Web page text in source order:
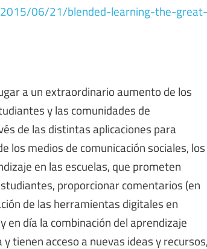
06/21/blended-learning-the-great-
a un extraordinario aumento de los
y las comunidades de
de las distintas aplicaciones para
los medios de comunicación sociales, los
en las escuelas, que prometen
proporcionar comentarios (en
de las herramientas digitales en
día la combinación del aprendizaje
tienen acceso a nuevas ideas y